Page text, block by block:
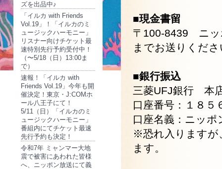
ズを出品中♪
「イルカ with Friends
Vol.19」！「イルカのミ
ュージックハーモニー」
リスナー向けチケット最
速特別先行予約受付中！
（〜5/18（日）13:00ま
で）
速報！「イルカ with
Friends Vol.19」今年も開
催決定！東京・J:COMホ
ール八王子にて！
5/11（日）「イルカのミ
ュージックハーモニー」
番組内にてチケット最速
先行予約も決定！
令和7年 ミャンマー大地
震で被害にあわれた皆様
へ、ニッポン放送にて義
■現金書留
〒100-8439 ニッ
までお送りくださ
■銀行振込
三菱UFJ銀行
口座番号：１８５
口座名義：ニッポ
※恐れ入りますが
ます。